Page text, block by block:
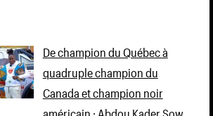
De champion du Québec à
quadruple champion du
Canada et champion noir
américain : Abdou Kader Sow